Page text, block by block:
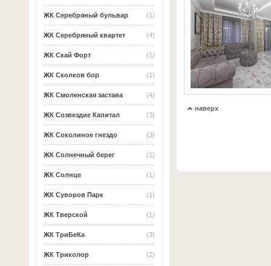
(1)
ЖК Серебряный бульвар
(4)
ЖК Серебряный квартет
(1)
ЖК Скай Форт
(1)
ЖК Сколков бор
(4)
ЖК Смоленская застава
(3)
ЖК Созвездие Капитал
(3)
ЖК Соколиное гнездо
(1)
ЖК Солнечный берег
(1)
ЖК Солнце
(1)
ЖК Суворов Парк
(1)
ЖК Тверской
(3)
ЖК ТриБеКа
(2)
ЖК Триколор
наверх